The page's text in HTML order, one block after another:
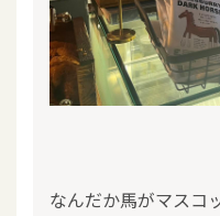
なんだか馬がマスコ